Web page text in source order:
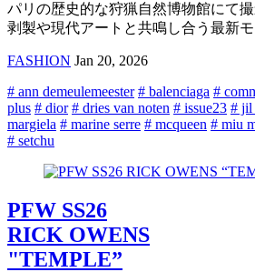
パリの歴史的な狩猟自然博物館にて撮
剥製や現代アートと共鳴し合う最新モ
FASHION Jan 20, 2026
# ann demeulemeester # balenciaga #
plus # dior # dries van noten # issue23 # jil
margiela # marine serre # mcqueen # miu
# setchu
PFW SS26
RICK OWENS
"TEMPLE”